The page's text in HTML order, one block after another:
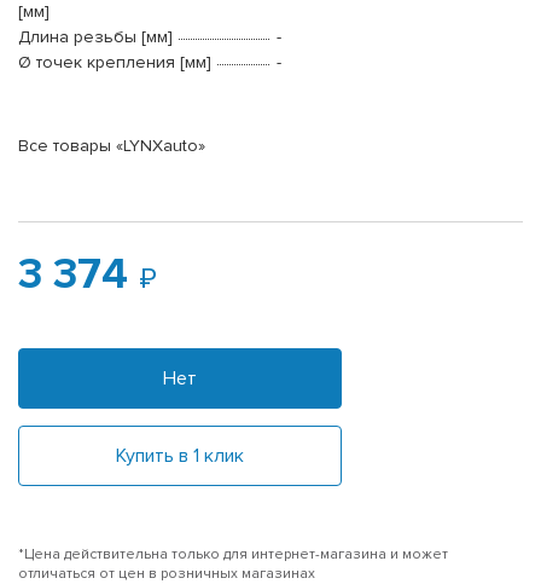
[мм]
Длина резьбы [мм]
-
Ø точек крепления [мм]
-
Все товары «LYNXauto»
3 374
Нет
Купить в 1 клик
*Цена действительна только для интернет-магазина и может
отличаться от цен в розничных магазинах